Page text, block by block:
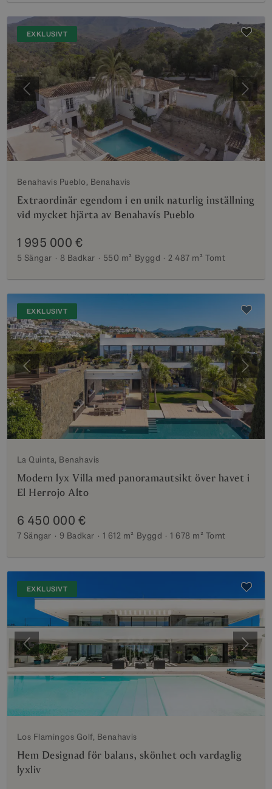
EXKLUSIVT
Föregående Nästa
Benahavis Pueblo, Benahavis
Extraordinär egendom i en unik naturlig inställning
vid mycket hjärta av Benahavís Pueblo
1 995 000 €
5 Sängar 8 Badkar 550 m² Byggd 2 487 m² Tomt
EXKLUSIVT
Föregående Nästa
La Quinta, Benahavis
Modern lyx Villa med panoramautsikt över havet i
El Herrojo Alto
6 450 000 €
7 Sängar 9 Badkar 1 612 m² Byggd 1 678 m² Tomt
EXKLUSIVT
Föregående Nästa
Los Flamingos Golf, Benahavis
Hem Designad för balans, skönhet och vardaglig
lyxliv